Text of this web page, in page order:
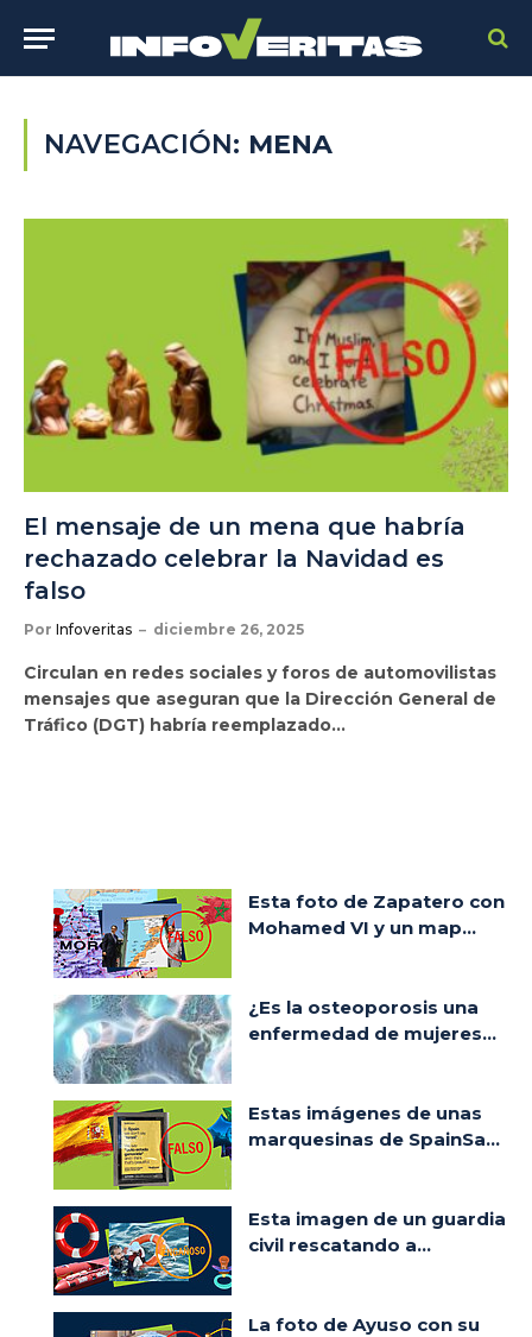
NAVEGACIÓN: MENA
El mensaje de un mena que habría
rechazado celebrar la Navidad es
falso
Por Infoveritas diciembre 26, 2025
Circulan en redes sociales y foros de automovilistas
mensajes que aseguran que la Dirección General de
Tráfico (DGT) habría reemplazado…
Esta foto de Zapatero con
Mohamed VI y un map...
¿Es la osteoporosis una
enfermedad de mujeres...
Estas imágenes de unas
marquesinas de SpainSa...
Esta imagen de un guardia
civil rescatando a...
La foto de Ayuso con su